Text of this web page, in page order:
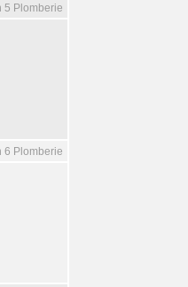
5 Plomberie
6 Plomberie